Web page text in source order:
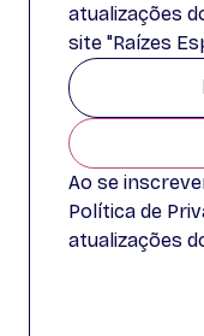
atualizações
site "Raízes
Ao se
Política de
atualizações